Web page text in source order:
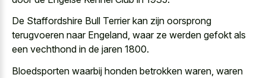
De Staffordshire Bull Terrier kan zijn oorsprong
terugvoeren naar Engeland, waar ze werden gefokt als
een vechthond in de jaren 1800.
Bloedsporten waarbij honden betrokken waren, waren